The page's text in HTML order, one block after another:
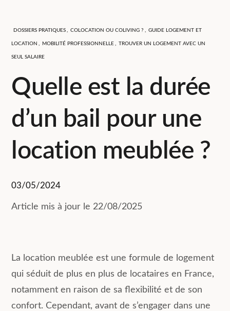
DOSSIERS PRATIQUES COLOCATION OU COLIVING ? GUIDE LOGEMENT ET
LOCATION MOBILITÉ PROFESSIONNELLE TROUVER UN LOGEMENT AVEC UN
SEUL SALAIRE
Quelle est la durée
d’un bail pour une
location meublée ?
03/05/2024
Article mis à jour le 22/08/2025
La location meublée est une formule de logement
qui séduit de plus en plus de locataires en France,
notamment en raison de sa flexibilité et de son
confort. Cependant, avant de s’engager dans une